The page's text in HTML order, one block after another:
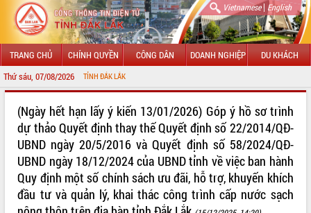
Vietnamese| English
TRANG CHỦ CHÍNH QUYỀN CÔNG DÂN DOANH NGHIỆP DU KHÁCH
Thứ sáu, 07/08/2026
TIN ĐIỆN TỬ TỈNH ĐẮK LẮK
LÃNH ĐẠO UBND TỈNH
TIN TỨC SỰ KIỆN
SỞ, BAN, NGÀNH
(Ngày hết hạn lấy ý kiến 13/01/2026) Góp ý hồ sơ trình
dự thảo Quyết định thay thế Quyết định số 22/2014/QĐ-
UBND ngày 20/5/2016 và Quyết định số 58/2024/QĐ-
UBND ngày 18/12/2024 của UBND tỉnh về việc ban hành
Quy định một số chính sách ưu đãi, hỗ trợ, khuyến khích
đầu tư và quản lý, khai thác công trình cấp nước sạch